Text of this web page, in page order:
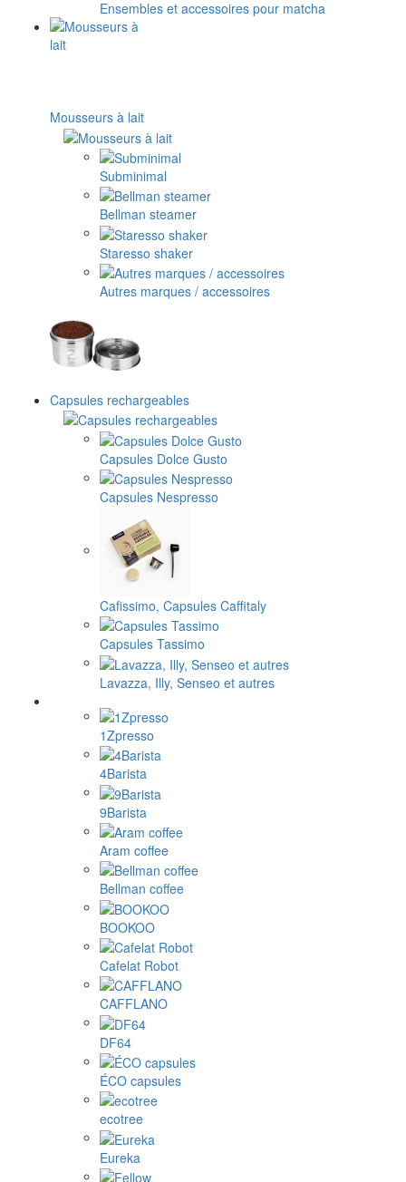
Ensembles et accessoires pour matcha
Mousseurs à lait
Subminimal
Bellman steamer
Staresso shaker
Autres marques / accessoires
Capsules rechargeables
Capsules Dolce Gusto
Capsules Nespresso
Cafissimo, Capsules Caffitaly
Capsules Tassimo
Lavazza, Illy, Senseo et autres
1Zpresso
4Barista
9Barista
Aram coffee
Bellman coffee
BOOKOO
Cafelat Robot
CAFFLANO
DF64
ÉCO capsules
ecotree
Eureka